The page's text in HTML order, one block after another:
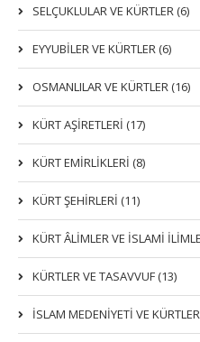
SELÇUKLULAR VE KÜRTLER (6)
EYYUBİLER VE KÜRTLER (6)
OSMANLILAR VE KÜRTLER (16)
KÜRT AŞİRETLERİ (17)
KÜRT EMİRLİKLERİ (8)
KÜRT ŞEHİRLERİ (11)
KÜRT ÂLİMLER VE İSLAMİ
KÜRTLER VE TASAVVUF (13)
İSLAM MEDENİYETİ VE